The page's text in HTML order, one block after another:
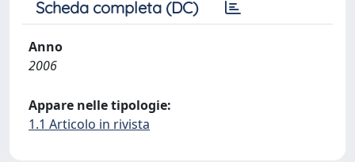
Scheda completa (DC)
Anno
2006
Appare nelle tipologie:
1.1 Articolo in rivista